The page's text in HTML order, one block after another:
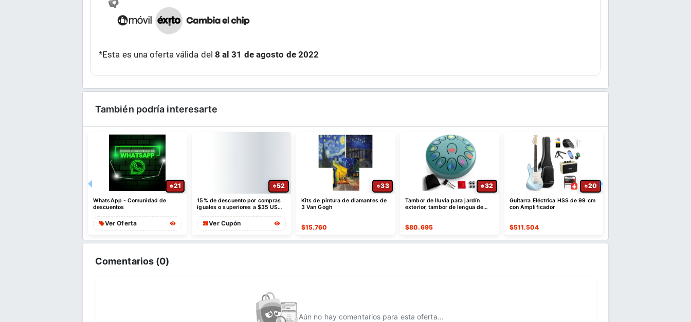
*Esta es una oferta válida del 8 al 31 de agosto de 2022
También podría interesarte
21
WhatsApp - Comunidad de
descuentos
Ver Oferta
52
15% de descuento por compras
iguales o superiores a $35 USD
Ver Cupón
33
Kits de pintura de diamantes de
3 Van Gogh
$15.760
32
Tambor de lluvia para jardín
exterior, tambor de lengua de
$80.695
20
Guitarra Eléctrica HSS de 99 cm
con Amplificador
$511.504
Comentarios (0)
Aún no hay comentarios para esta oferta...